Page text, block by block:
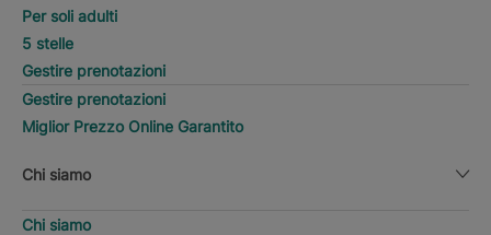
Per soli adulti
5 stelle
Gestire prenotazioni
Gestire prenotazioni
Miglior Prezzo Online Garantito
Chi siamo
Chi siamo